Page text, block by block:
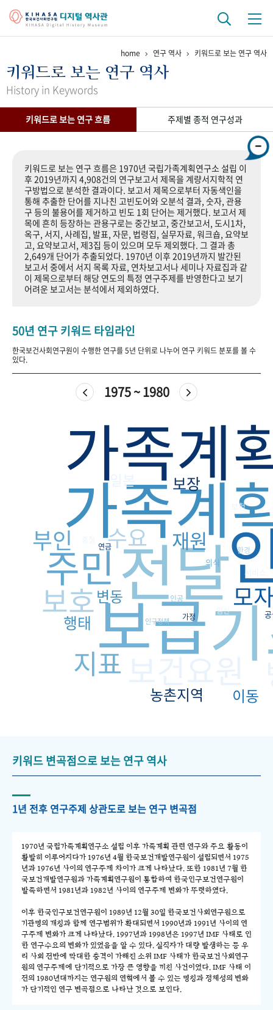
걸어온 길 기관 변천사 역대 기관장
연구 역사
기록물 아카이브
사진 아카이브 문서 기록물 행정박물 영상 기록물
+1주년 기념
성과 50선 숫자로 보는 50년 50+1주년 광장
세계와 함께 한 KIHASA
VR 역사관
home 연구 역사 키워드로 보는 연구 역사
키워드로 보는 연구 역사
History in Keywords
키워드로 보는 연구 흐름 주제별 종적 연구성과
키워드로 보는 연구 흐름은 1970년 국립가족계획연구소 설립 이
후 2019년까지 4,908건의 연구보고서 제목을 계량서지학적 연
구방법으로 분석한 결과이다. 보고서 제목으로부터 자동색인을
통해 추출한 단어를 지나친 고빈도어와 오분석 결과, 숫자, 관용
구 등의 불용어를 제거하고 빈도 1회 단어는 제거했다. 보고서 제
목에 흔히 등장하는 관용구로는 중간보고, 중간보고서, 도시1차,
옥구, 서지, 사례집, 발표, 자문, 법령집, 실무자료, 워크숍, 요약보
고, 요약보고서, 제3집 등이 있으며 모두 제외했다. 그 결과 총
2,649개 단어가 추출되었다. 1970년 이후 2019년까지 발간된
보고서 중에서 서지 목록 자료, 연차보고서나 세미나 자료집과 같
이 제목으로부터 해당 연도의 특정 연구주제를 반영한다고 보기
어려운 보고서는 분석에서 제외하였다.
50년 연구 키워드 타임라인
한국보건사회연구원이 수행한 연구를 5년 단위로 나누어 연구 키워드 분포를 볼 수
있다.
1975 ~ 1980
전달
가족계
가족계
보급
주민
보건요원
보호
지표
모
수요
부인 재원
보장
행태
변동
이동
농촌지역
일본
서비스
보험
의식
가정
연금 환경
임신
인공
인구정책
키워드 변곡점으로 보는 연구 역사
1년 전후 연구주제 상관도로 보는 연구 변곡점
1970년 국립가족계획연구소 설립 이후 가족계획 관련 연구와 주요 활동이
활발히 이루어지다가 1976년 4월 한국보건개발연구원이 설립되면서 1975
년과 1976년 사이의 연구주제 차이가 크게 나타났다. 또한 1981년 7월 한
국보건개발연구원과 가족계획연구원이 통합하여 한국인구보건연구원이
발족하면서 1981년과 1982년 사이의 연구주제 변화가 뚜렷하였다.
이후 한국인구보건연구원이 1989년 12월 30일 한국보건사회연구원으로
기관명의 개칭과 함께 연구범위가 확대되면서 1990년과 1991년 사이의 연
구주제 변화가 크게 나타났다. 1997년과 1998년은 1997년 IMF 사태로 인
한 연구수요의 변화가 있었음을 알 수 있다. 실직자가 대량 발생하는 등 우
리 사회 전반에 막대한 충격이 가해진 소위 IMF 사태가 한국보건사회연구
원의 연구주제에 단기적으로 가장 큰 영향을 끼친 사건이었다. IMF 사태 이
전의 1980년대까지는 연구원의 연혁에서 볼 수 있는 명칭과 정체성의 변화
가 단기적인 연구 변곡점으로 나타난 것으로 보인다.